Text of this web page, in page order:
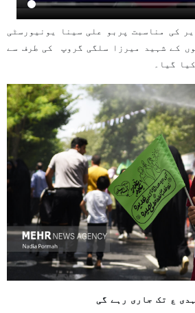
کی مناسبت پربو علی سینا یونیورسٹی
کے شہید میرزا سلگی گروپ کی طرف سے
گیا۔
ع تک جاری رہے گی